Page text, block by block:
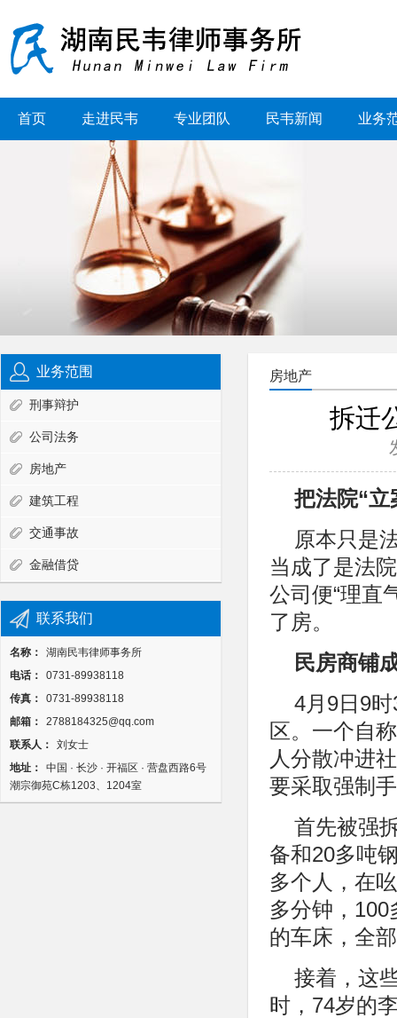
首页 走进民韦 专业团队 民韦新闻 业务
业务范围
刑事辩护
公司法务
房地产
建筑工程
交通事故
金融借贷
联系我们
名称：
湖南民韦律师事务所
电话：
0731-89938118
传真：
0731-89938118
邮箱：
2788184325@qq.com
联系人：
刘女士
地址：
中国 · 长沙 · 开福区 · 营盘西路6号
潮宗御苑C栋1203、1204室
房地产
拆迁
把法院“立
原本只是
当成了是法
公司便“理直
了房。
民房商铺
4月9日9
区。一个自
人分散冲进
要采取强制
首先被强
备和20多吨
多个人，在
多分钟，
的车床，全
接着，这
时，74岁的